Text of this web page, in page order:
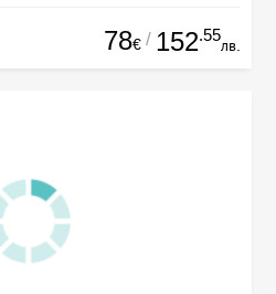
78€ / 152.55
лв.